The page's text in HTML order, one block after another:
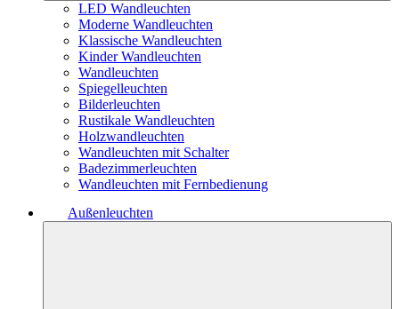
LED Wandleuchten
Moderne Wandleuchten
Klassische Wandleuchten
Kinder Wandleuchten
Wandleuchten
Spiegelleuchten
Bilderleuchten
Rustikale Wandleuchten
Holzwandleuchten
Wandleuchten mit Schalter
Badezimmerleuchten
Wandleuchten mit Fernbedienung
Außenleuchten